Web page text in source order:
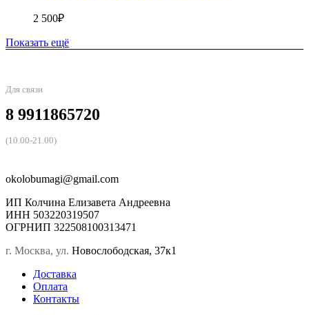
2 500₽
Показать ещё
Для связи
8 9911865720
(10.00-21.00)
okolobumagi@gmail.com
ИП Колчина Елизавета Андреевна
ИНН 503220319507
ОГРНИП 322508100313471
г. Москва, ул. Новослободская, 37к1
Доставка
Оплата
Контакты